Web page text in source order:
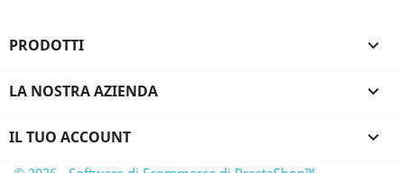
PRODOTTI 
LA NOSTRA AZIENDA 
IL TUO ACCOUNT 